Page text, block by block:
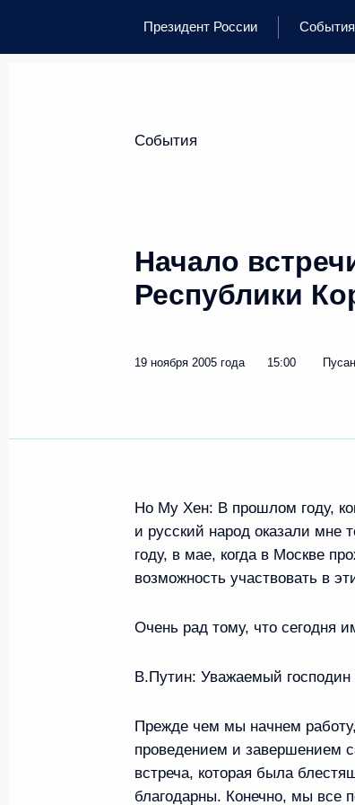
Президент России События
События
Начало
Республики
19 ноября 2005 года 15:00 Пусан
Но Му Хен: В прошлом году,
и русский народ оказали мне
году, в мае, когда в Москве
возможность участвовать в
Очень рад тому, что сегодня
В.Путин: Уважаемый господин
Прежде чем мы начнем
проведением и завершением
встреча, которая была
благодарны. Конечно, мы все